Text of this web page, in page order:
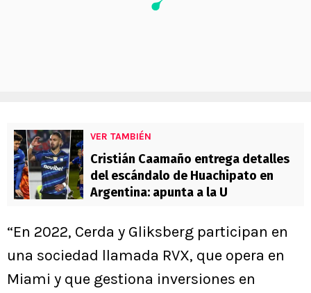
VER TAMBIÉN
Cristián Caamaño entrega detalles
del escándalo de Huachipato en
Argentina: apunta a la U
“En 2022, Cerda y Gliksberg participan en
una sociedad llamada RVX, que opera en
Miami y que gestiona inversiones en